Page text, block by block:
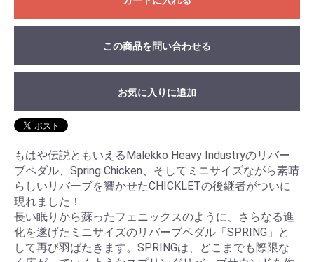
この商品を問い合わせる
お気に入りに追加
もはや伝説ともいえるMalekko Heavy Industryのリバー
ブペダル、Spring Chicken、そしてミニサイズながら素晴
らしいリバーブを響かせたCHICKLETの後継者がついに
現れました！
長い眠りから蘇ったフェニックスのように、さらなる進
化を遂げたミニサイズのリバーブペダル「SPRING」と
して再び羽ばたきます。SPRINGは、どこまでも際限な